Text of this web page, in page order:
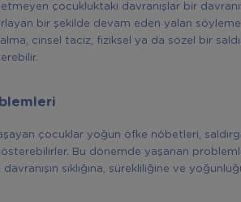
etmeyen çocukluktaki davranışlar bir
bir şekilde devam eden yalan
cinsel taciz, fiziksel ya da sözel bir
çocuklar yoğun öfke nöbetleri,
Bu dönemde yaşanan
sıklığına, sürekliliğine ve